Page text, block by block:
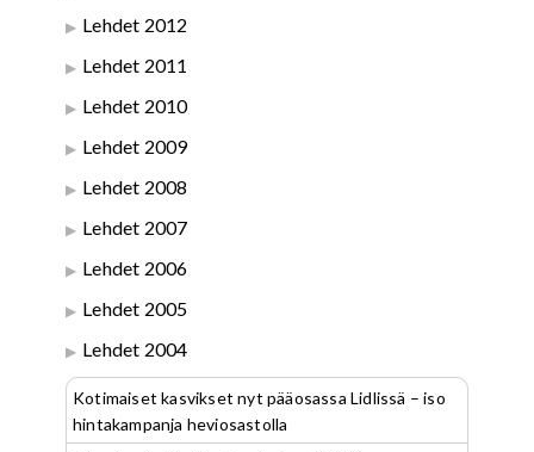
Lehdet 2012
Lehdet 2011
Lehdet 2010
Lehdet 2009
Lehdet 2008
Lehdet 2007
Lehdet 2006
Lehdet 2005
Lehdet 2004
Kotimaiset kasvikset nyt pääosassa Lidlissä – iso
hintakampanja heviosastolla